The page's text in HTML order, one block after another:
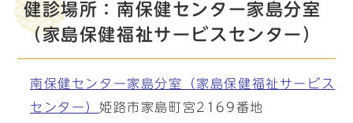
健診場所：南保健センター家島分室
（家島保健福祉サービスセンター）
南保健センター家島分室（家島保健福祉サービス
センター） 姫路市家島町宮2169番地